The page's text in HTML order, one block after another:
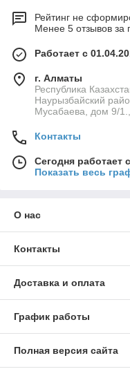
Рейтинг не
Менее 5 отзывов за
Работает с
г. Алматы
Республика
Наурызбайский
Мусабаева, дом 9/
Контакты
Сегодня работает
Показать весь
О нас
Контакты
Доставка и оплата
График работы
Полная версия сайта